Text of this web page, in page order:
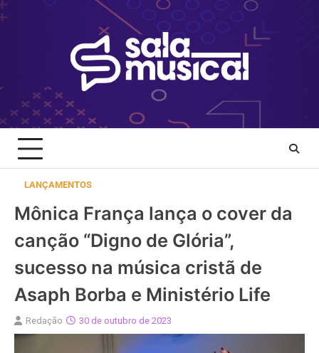
Skip
to
LANÇAMENTOS
Mônica França lança o cover da
canção “Digno de Glória”,
sucesso na música cristã de
Asaph Borba e Ministério Life
Redação 30 de outubro de 2023